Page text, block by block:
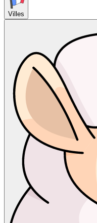
Villes